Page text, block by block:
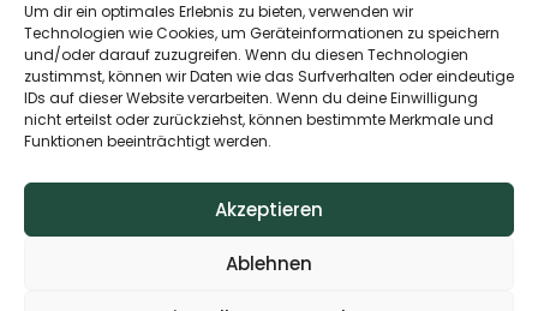
Um dir ein optimales Erlebnis zu bieten, verwenden wir
Technologien wie Cookies, um Geräteinformationen zu speichern
und/oder darauf zuzugreifen. Wenn du diesen Technologien
zustimmst, können wir Daten wie das Surfverhalten oder eindeutige
IDs auf dieser Website verarbeiten. Wenn du deine Einwilligung
nicht erteilst oder zurückziehst, können bestimmte Merkmale und
Funktionen beeinträchtigt werden.
Akzeptieren
Ablehnen
Formulierungen dieses Textes der geltenden
Rechtslage nicht, nicht mehr oder nicht vollständig
entsprechen sollten, bleiben die übrigen Teile des
Dokumentes in ihrem Inhalt und ihrer Gültigkeit davon
unberührt.